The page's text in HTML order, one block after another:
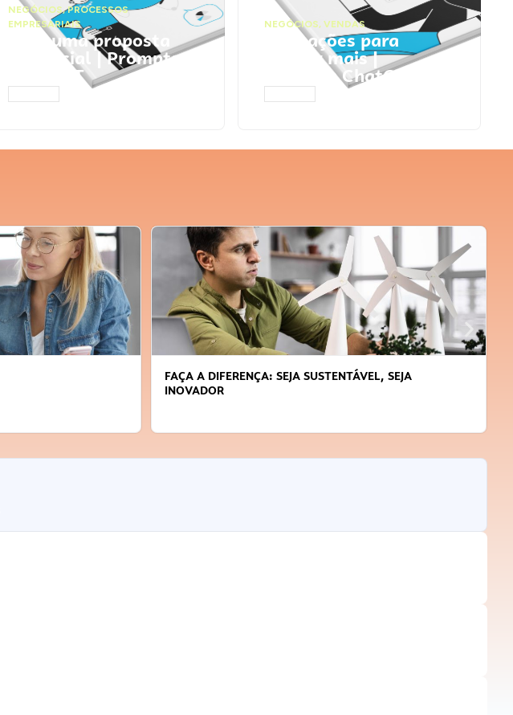
NEGÓCIOS,PROCESSOS
EMPRESARIAIS
Faça uma proposta
comercial | Prompts
ChatGPT
NEGÓCIOS, VENDAS
Faça ações para
vender mais |
Prompts ChatGPT
FAÇA A DIFERENÇA: SEJA SUSTENTÁVEL, SEJA
INOVADOR